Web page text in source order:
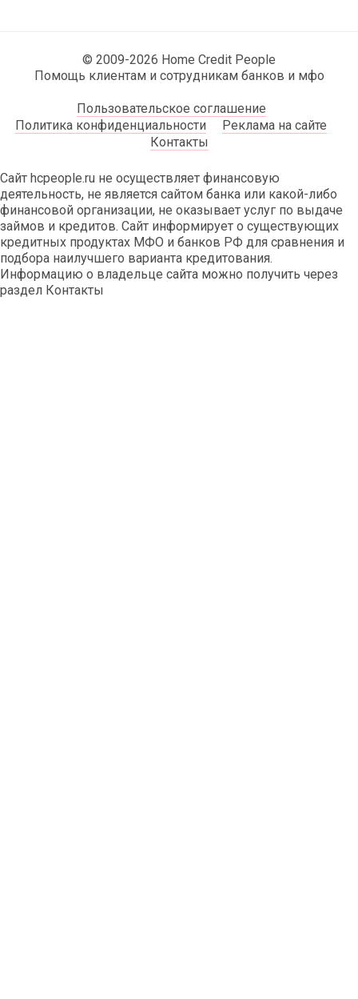
© 2009-2026 Home Credit People
Помощь клиентам и сотрудникам банков и мфо
Пользовательское соглашение
Политика конфиденциальности
Реклама на сайте
Контакты
Сайт hcpeople.ru не осуществляет финансовую
деятельность, не является сайтом банка или какой-либо
финансовой организации, не оказывает услуг по выдаче
займов и кредитов. Сайт информирует о существующих
кредитных продуктах МФО и банков РФ для сравнения и
подбора наилучшего варианта кредитования.
Информацию о владельце сайта можно получить через
раздел Контакты